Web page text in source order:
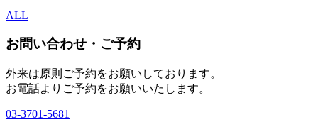
ALL
お問い合わせ・ご予約
外来は原則ご予約をお願いしております。
お電話よりご予約をお願いいたします。
03-3701-5681